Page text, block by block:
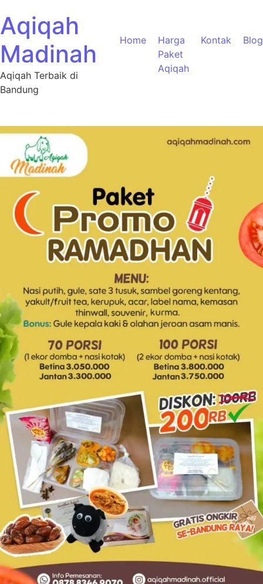
Aqiqah
Madinah
Aqiqah Terbaik di
Bandung
Home
Harga
Paket
Aqiqah
Kontak Blog